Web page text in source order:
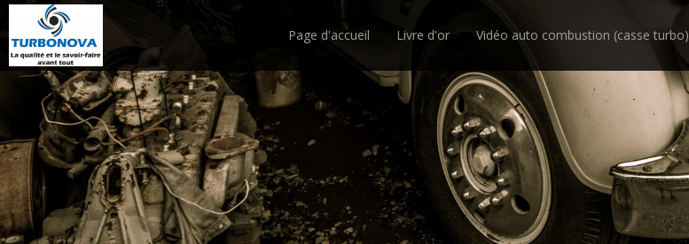
Page d'accueil Livre d'or Vidéo auto combustion (casse turbo)